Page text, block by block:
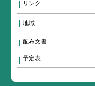
リンク
地域
配布文書
予定表